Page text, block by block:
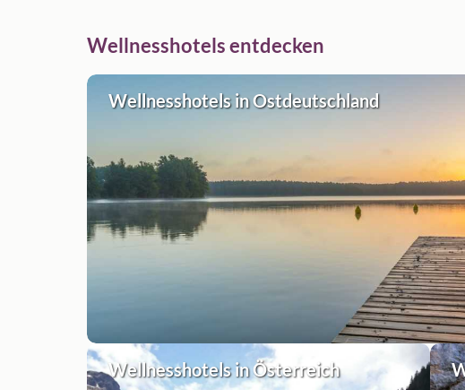
Wellnesshotels entdecken
Wellnesshotels in Ostdeutschland
Wellnesshotels in Österreich